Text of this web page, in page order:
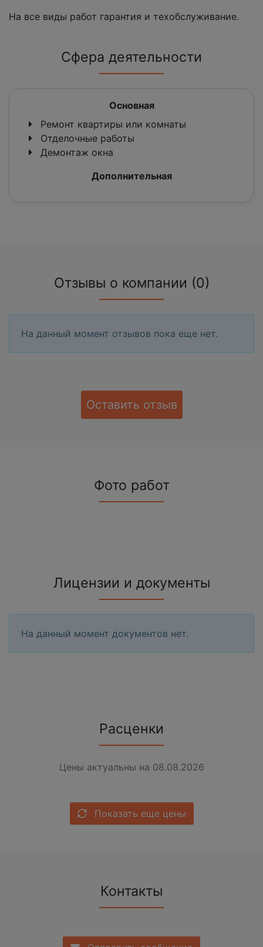
На все виды работ гарантия и техобслуживание.
Сфера деятельности
Основная
Ремонт квартиры или комнаты
Отделочные работы
Демонтаж окна
Дополнительная
Отзывы о компании (0)
На данный момент отзывов пока еще нет.
Оставить отзыв
Фото работ
Лицензии и документы
На данный момент документов нет.
Расценки
Цены актуальны на 08.08.2026
Показать еще цены
Контакты